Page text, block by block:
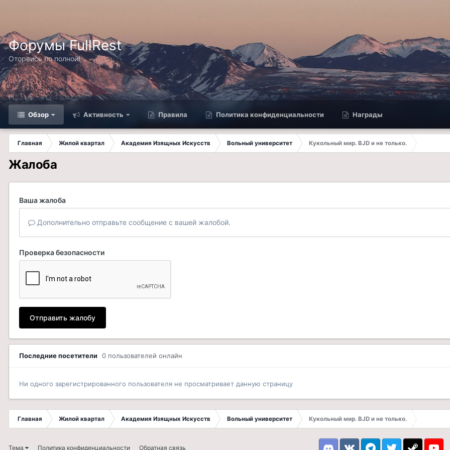
Форумы FullRest
Оторвись по полной!
Обзор Активность Правила Политика конфиденциальности Награды
Главная Жилой квартал Академия Изящных Искусств Вольный университет
Кукольный мир. BJD и не только.
Жалоба
Ваша жалоба
Дополнительно отправьте сообщение с вашей жалобой.
Проверка безопасности
Отправить жалобу
Последние посетители 0 пользователей онлайн
Ни одного зарегистрированного пользователя не просматривает данную страницу
Главная Жилой квартал Академия Изящных Искусств Вольный университет Кукольный мир. BJD и не только.
Тема Политика конфиденциальности Обратная связь